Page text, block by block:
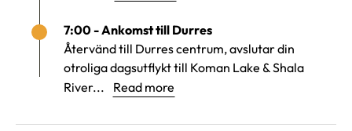
7:00 - Ankomst till Durres
Återvänd till Durres centrum, avslutar din
otroliga dagsutflykt till Koman Lake & Shala
River...
Read more